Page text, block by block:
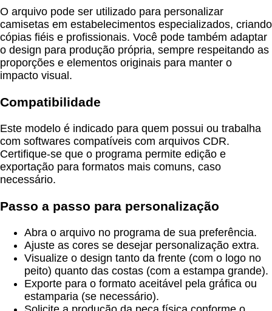
O arquivo pode ser utilizado para personalizar
camisetas em estabelecimentos especializados, criando
cópias fiéis e profissionais. Você pode também adaptar
o design para produção própria, sempre respeitando as
proporções e elementos originais para manter o
impacto visual.
Compatibilidade
Este modelo é indicado para quem possui ou trabalha
com softwares compatíveis com arquivos CDR.
Certifique-se que o programa permite edição e
exportação para formatos mais comuns, caso
necessário.
Passo a passo para personalização
Abra o arquivo no programa de sua preferência.
Ajuste as cores se desejar personalização extra.
Visualize o design tanto da frente (com o logo no
peito) quanto das costas (com a estampa grande).
Exporte para o formato aceitável pela gráfica ou
estamparia (se necessário).